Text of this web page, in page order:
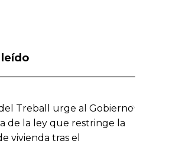
leído
Treball urge al Gobierno
de la ley que restringe la
vivienda tras el